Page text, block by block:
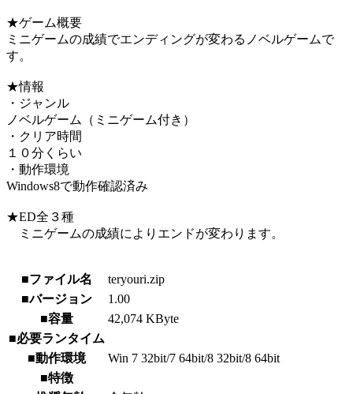
★ゲーム概要
ミニゲームの成績でエンディングが変わるノベルゲームで
す。
★情報
・ジャンル
ノベルゲーム（ミニゲーム付き）
・クリア時間
１０分くらい
・動作環境
Windows8で動作確認済み
★ED全３種
ミニゲームの成績によりエンドが変わります。
■ファイル名
teryouri.zip
■バージョン
1.00
■容量
42,074 KByte
■必要ランタイム
■動作環境
Win 7 32bit/7 64bit/8 32bit/8 64bit
■特徴